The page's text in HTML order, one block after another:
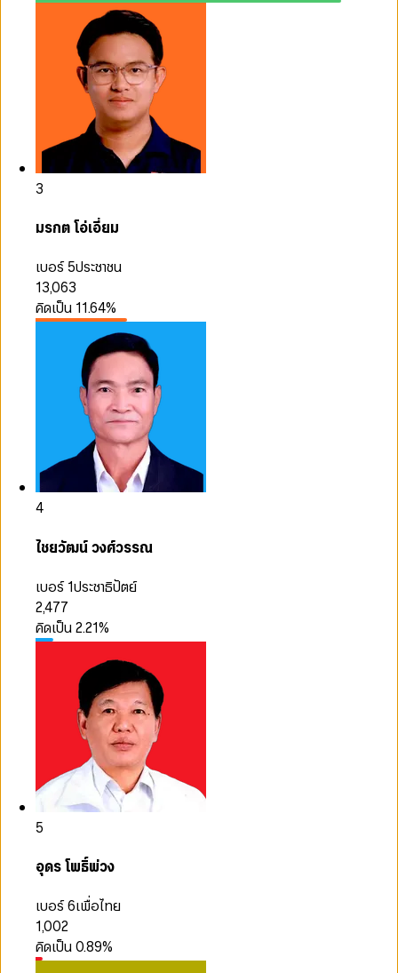
3
มรกต โอ่เอี่ยม
เบอร์ 5ประชาชน
13,063
คิดเป็น 11.64%
4
ไชยวัฒน์ วงศ์วรรณ
เบอร์ 1ประชาธิปัตย์
2,477
คิดเป็น2.21%
5
อุดร โพธิ์พ่วง
เบอร์ 6เพื่อไทย
1,002
คิดเป็น0.89%